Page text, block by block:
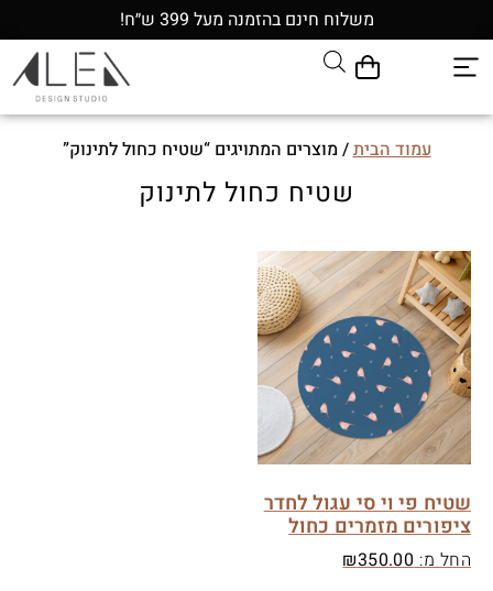
משלוח חינם בהזמנה מעל 399 ש״ח!
עמוד הבית/ מוצרים המתויגים “שטיח כחול לתינוק”
שטיח כחול לתינוק
שטיח פי וי סי עגול לחדר
ציפורים מזמרים כחול
החל מ: ₪350.00